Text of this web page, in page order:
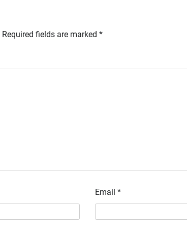
Required fields are marked *
Email *